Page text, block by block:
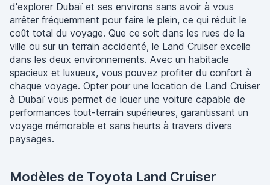
d'explorer Dubaï et ses environs sans avoir à vous
arrêter fréquemment pour faire le plein, ce qui réduit le
coût total du voyage. Que ce soit dans les rues de la
ville ou sur un terrain accidenté, le Land Cruiser excelle
dans les deux environnements. Avec un habitacle
spacieux et luxueux, vous pouvez profiter du confort à
chaque voyage. Opter pour une location de Land Cruiser
à Dubaï vous permet de louer une voiture capable de
performances tout-terrain supérieures, garantissant un
voyage mémorable et sans heurts à travers divers
paysages.
Modèles de Toyota Land Cruiser